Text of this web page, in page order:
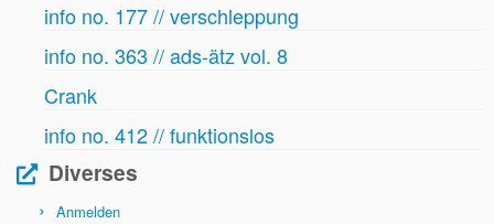
info no. 177 // verschleppung
info no. 363 // ads-ätz vol. 8
Crank
info no. 412 // funktionslos
Diverses
Anmelden